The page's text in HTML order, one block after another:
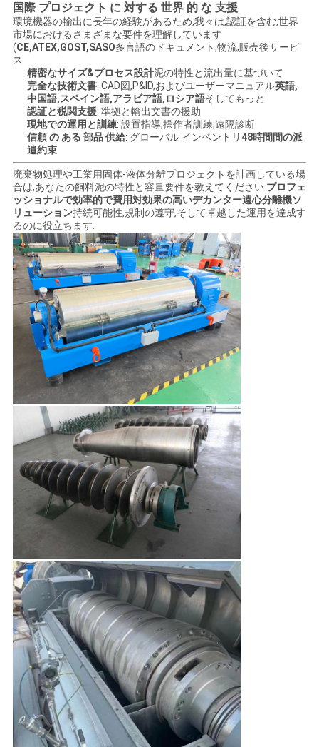
国際 プロジェクト に 対する 世界 的 な 支援
環境機器の輸出に長年の経験があるため,我々は,認証を含む,世界
市場におけるさまざまな要件を理解しています
(CE,ATEX,GOST,SASO多言語のドキュメント,物流,販売後サービ
ス
精密なサイズ&プロセス設計泥の特性と流出量に基づいて
完全な技術文書: CAD図,P&ID,およびユーザーマニュアル英語,
中国語,スペイン語,アラビア語,ロシア語そしてもっと
認証と税関支援: 準拠と輸出文書の援助
現地での運用と訓練: 設置指導,操作者訓練,遠隔診断
信頼 の ある 部品 供給: グローバル インベントリ 48時間間の派
遣約束
廃棄物処理や工業用固体-液体分離プロジェクトを計画している場
合は,あなたの飼料泥の特性と容量要件を教えてください.プロフェ
ッショナルで効率的で費用対効果の高いデカンター遠心分離機ソ
リューション持続可能性,規制の遵守,そして卓越した運用を達成す
るのに役立ちます.